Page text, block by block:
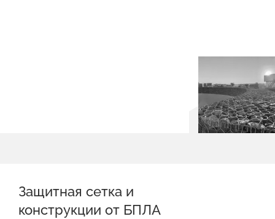
Защитная сетка и
конструкции от БПЛА